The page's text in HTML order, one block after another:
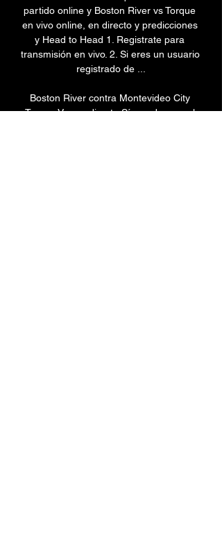
partido online y Boston River vs Torque
en vivo online, en directo y predicciones
y Head to Head 1. Registrate para
transmisión en vivo. 2. Si eres un usuario
registrado de ...
Boston River contra Montevideo City
Torque Ver en directo Sí, puedes ver el